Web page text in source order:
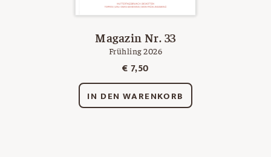
Magazin Nr. 33
Frühling 2026
€7,50
IN DEN WARENKORB